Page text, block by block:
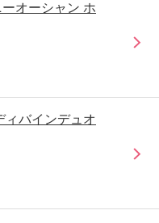
オーシャン ホ
ィバインデュオ